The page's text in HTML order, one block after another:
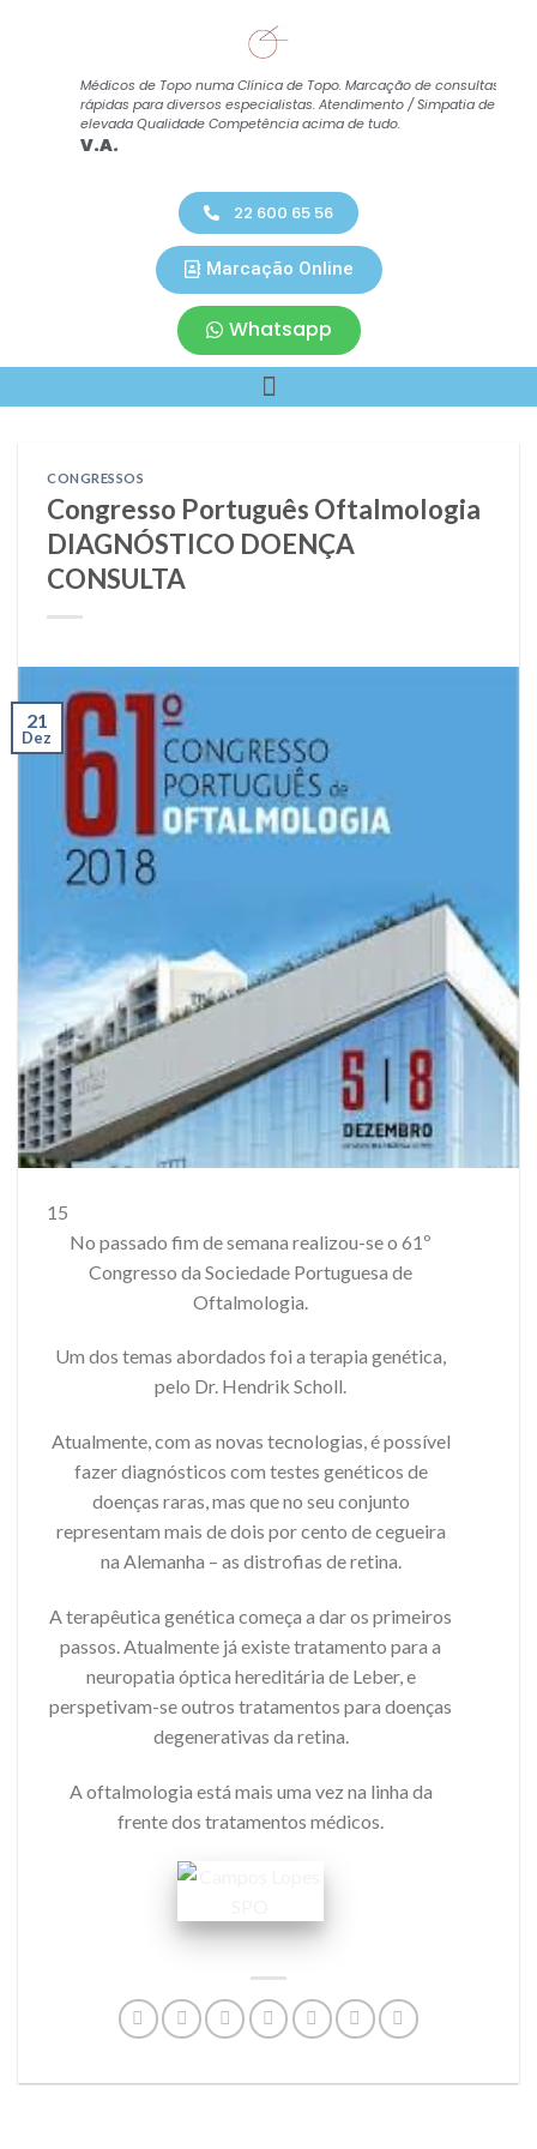
Médicos de Topo numa Clínica de Topo. Marcação de consultas
rápidas para diversos especialistas. Atendimento / Simpatia de
elevada Qualidade Competência acima de tudo.
V.A.
22 600 65 56
Marcação Online
Whatsapp
CONGRESSOS
Congresso Português Oftalmologia
DIAGNÓSTICO DOENÇA
CONSULTA
21
Dez
15
No passado fim de semana realizou-se o 61º
Congresso da Sociedade Portuguesa de
Oftalmologia.
Um dos temas abordados foi a terapia genética,
pelo Dr. Hendrik Scholl.
Atualmente, com as novas tecnologias, é possível
fazer diagnósticos com testes genéticos de
doenças raras, mas que no seu conjunto
representam mais de dois por cento de cegueira
na Alemanha – as distrofias de retina.
A terapêutica genética começa a dar os primeiros
passos. Atualmente já existe tratamento para a
neuropatia óptica hereditária de Leber, e
perspetivam-se outros tratamentos para doenças
degenerativas da retina.
A oftalmologia está mais uma vez na linha da
frente dos tratamentos médicos.
Campos Lopes